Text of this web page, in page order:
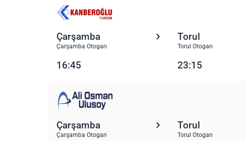
Çarşamba
Çarşamba Otogarı
Torul
Torul Otogarı
16:45 23:15
Çarşamba
Çarşamba Otogarı
Torul
Torul Otogarı